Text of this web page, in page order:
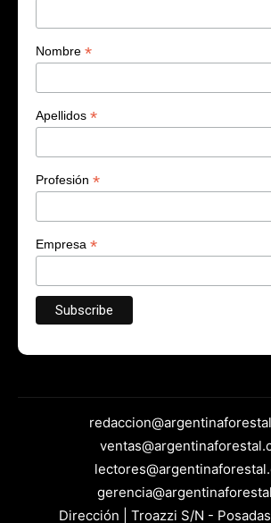
Nombre *
Apellidos *
Profesión *
Empresa *
Dirección | Troazzi S/N -